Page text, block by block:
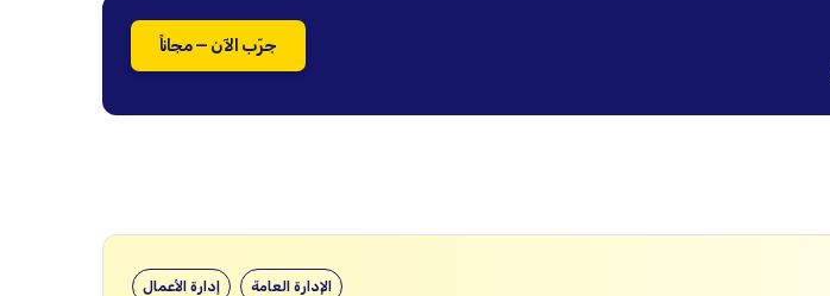
جرّب الآن — مجاناً
إدارة الأعمال الإدارة العامة